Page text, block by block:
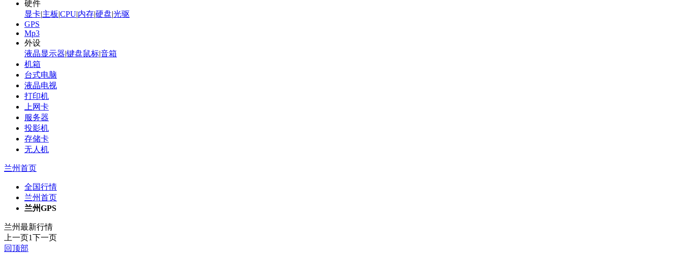
硬件
显卡|主板|CPU|内存|硬盘|光驱
GPS
Mp3
外设
液晶显示器|键盘鼠标|音箱
机箱
台式电脑
液晶电视
打印机
上网卡
服务器
投影机
存储卡
无人机
兰州首页
全国行情
兰州首页
兰州GPS
兰州最新行情
上一页1下一页
回顶部